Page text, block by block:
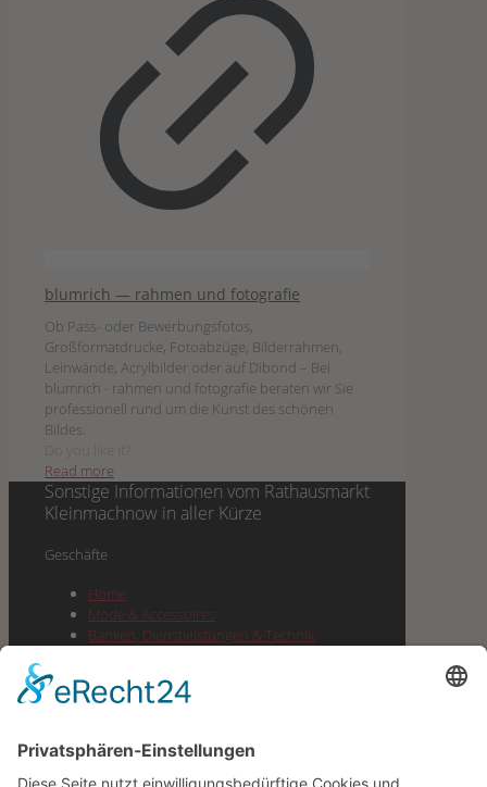
blum­rich — rah­men und fotografie
Ob Pass- oder Bewerbungsfotos,
Großformatdrucke, Fotoabzüge, Bilderrahmen,
Leinwände, Acrylbilder oder auf Dibond – Bei
blumrich - rahmen und fotografie beraten wir Sie
professionell rund um die Kunst des schönen
Bildes.
Read more
Sonstige Informationen vom Rathausmarkt
Kleinmachnow in aller Kürze
Geschäf­te
Home
Mode & Accessoires
Ban­ken, Dienst­leis­tun­gen & Technik
Gesund­heit, Well­ness & Beauty
Buch­hand­lung, Pres­se, Büro­be­darf &
Juwe­lier, Optik & Schmuck